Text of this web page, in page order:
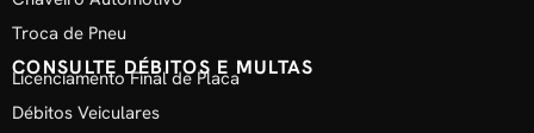
Troca de Pneu
CONSULTE DÉBITOS E MULTAS
Licenciamento Final de Placa
Débitos Veiculares